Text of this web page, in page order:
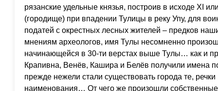
рязанские удельные князья, построив в исходе ХI
(городище) при впадении Тулицы в реку Упу, для
податей с окрестных лесных жителей – предков
мнениям археологов, имя Тулы несомненно
начинающейся в 30-ти верстах выше Тулы… как и
Крапивна, Венёв, Кашира и Белёв получили имена
прежде нежели стали существовать города те,
наименования… От чего же произошли